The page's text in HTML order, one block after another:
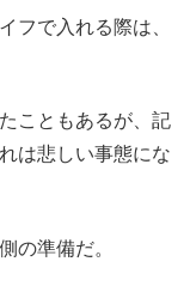
フで入れる際は、
こともあるが、記
は悲しい事態にな
の準備だ。